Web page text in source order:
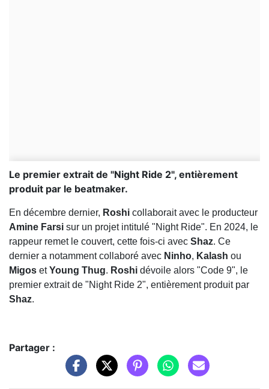
Le premier extrait de "Night Ride 2", entièrement
produit par le beatmaker.
En décembre dernier, Roshi collaborait avec le producteur
Amine Farsi sur un projet intitulé "Night Ride". En 2024, le
rappeur remet le couvert, cette fois-ci avec Shaz. Ce
dernier a notamment collaboré avec Ninho, Kalash ou
Migos etYoung Thug. Roshi dévoile alors "Code 9", le
premier extrait de "Night Ride 2", entièrement produit par
Shaz.
Partager :